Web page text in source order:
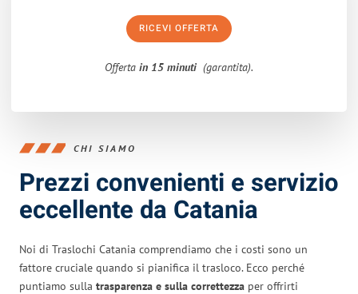
RICEVI OFFERTA
Offerta in 15 minuti (garantita).
CHI SIAMO
Prezzi convenienti e servizio
eccellente da Catania
Noi di Traslochi Catania comprendiamo che i costi sono un
fattore cruciale quando si pianifica il trasloco. Ecco perché
puntiamo sulla trasparenza e sulla correttezza per offrirti